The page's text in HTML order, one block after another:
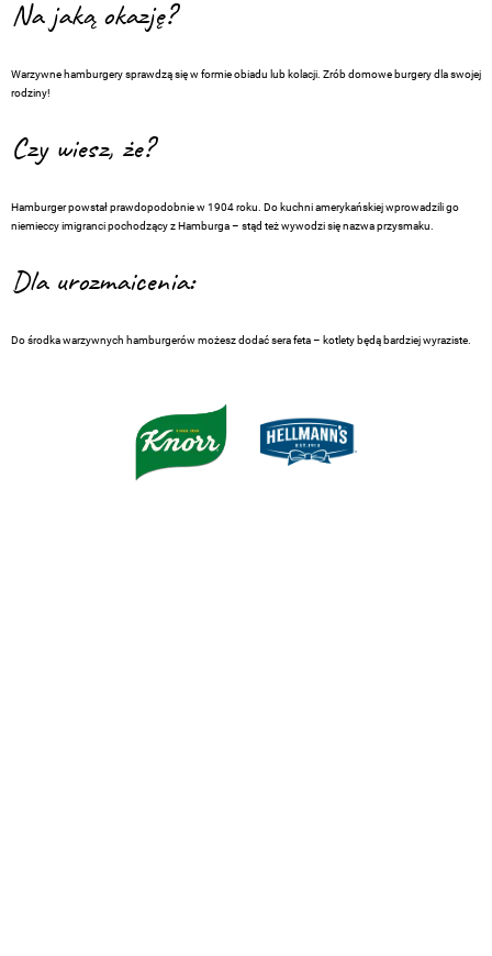
Na jaką okazję?
Warzywne hamburgery sprawdzą się w formie obiadu lub kolacji. Zrób domowe burgery dla swojej
rodziny!
Czy wiesz, że?
Hamburger powstał prawdopodobnie w 1904 roku. Do kuchni amerykańskiej wprowadzili go
niemieccy imigranci pochodzący z Hamburga – stąd też wywodzi się nazwa przysmaku.
Dla urozmaicenia:
Do środka warzywnych hamburgerów możesz dodać sera feta – kotlety będą bardziej wyraziste.